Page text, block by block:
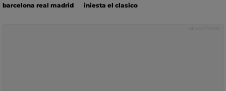
barcelona real madrid
iniesta el clasico